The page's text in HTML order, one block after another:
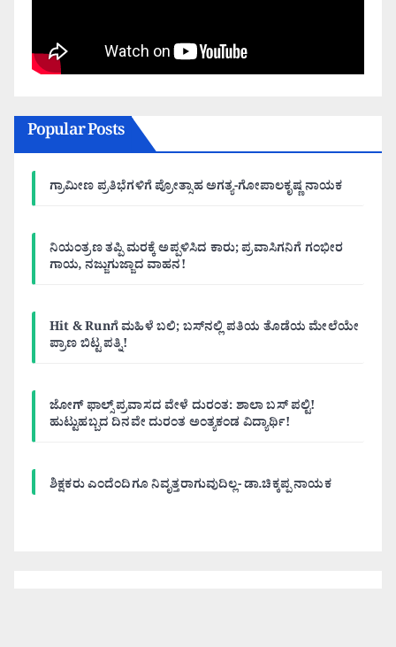
Popular Posts
ಗ್ರಾಮೀಣ ಪ್ರತಿಭೆಗಳಿಗೆ ಪ್ರೋತ್ಸಾಹ ಅಗತ್ಯ-ಗೋಪಾಲಕೃಷ್ಣ ನಾಯಕ
ನಿಯಂತ್ರಣ ತಪ್ಪಿ ಮರಕ್ಕೆ ಅಪ್ಪಳಿಸಿದ ಕಾರು; ಪ್ರವಾಸಿಗನಿಗೆ ಗಂಭೀರ
ಗಾಯ, ನಜ್ಜುಗುಜ್ಜಾದ ವಾಹನ!
Hit & Runಗೆ ಮಹಿಳೆ ಬಲಿ; ಬಸ್‌ನಲ್ಲಿ ಪತಿಯ ತೊಡೆಯ ಮೇಲೆಯೇ
ಪ್ರಾಣ ಬಿಟ್ಟ ಪತ್ನಿ!
ಜೋಗ್ ಫಾಲ್ಸ್ ಪ್ರವಾಸದ ವೇಳೆ ದುರಂತ: ಶಾಲಾ ಬಸ್ ಪಲ್ಟಿ!
ಹುಟ್ಟುಹಬ್ಬದ ದಿನವೇ ದುರಂತ ಅಂತ್ಯಕಂಡ ವಿದ್ಯಾರ್ಥಿ!
ಶಿಕ್ಷಕರು ಎಂದೆಂದಿಗೂ ನಿವೃತ್ತರಾಗುವುದಿಲ್ಲ- ಡಾ.ಚಿಕ್ಕಪ್ಪ ನಾಯಕ